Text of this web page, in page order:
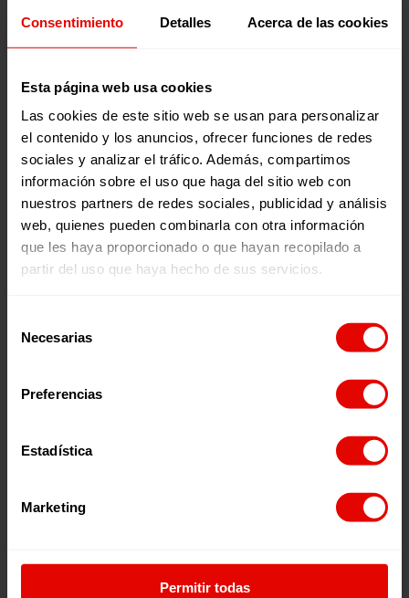
Consentimiento Detalles Acerca de las cookies
Esta página web usa cookies
Las cookies de este sitio web se usan para personalizar
el contenido y los anuncios, ofrecer funciones de redes
sociales y analizar el tráfico. Además, compartimos
información sobre el uso que haga del sitio web con
nuestros partners de redes sociales, publicidad y análisis
web, quienes pueden combinarla con otra información
que les haya proporcionado o que hayan recopilado a
partir del uso que haya hecho de sus servicios.
Necesarias
Preferencias
Estadística
Marketing
Permitir todas
Publicaciones relacionadas:
Memorias
INFORME ANUAL
ENTRECULTURAS 2025
Revista trimestral
REVISTA TRIMESTRAL
101
¿Quieres recibir información?